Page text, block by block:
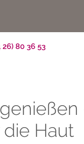
26) 80 36 53
Haut